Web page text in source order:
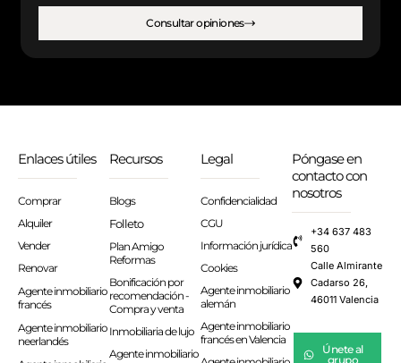
Consultar opiniones
Enlaces útiles
Comprar
Alquiler
Vender
Renovar
Agente inmobiliario
francés
Agente inmobiliario
neerlandés
Recursos
Blogs
Folleto
Plan Amigo
Reformas
Bonificación por
recomendación -
Compra y venta
Inmobiliaria de lujo
Agente inmobiliario
Legal
Confidencialidad
CGU
Información jurídica
Cookies
Agente inmobiliario
alemán
Agente inmobiliario
francés en Valencia
Póngase en
contacto con
nosotros
+34 637 483
560
Calle Almirante
Cadarso 26,
46011 Valencia
Únete al
grupo